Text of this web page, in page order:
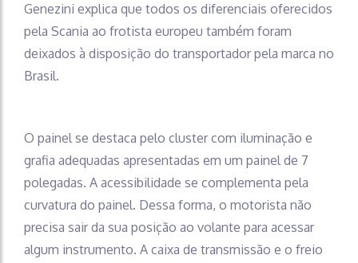
Genezini explica que todos os diferenciais oferecidos
pela Scania ao frotista europeu também foram
deixados à disposição do transportador pela marca no
Brasil.
O painel se destaca pelo cluster com iluminação e
grafia adequadas apresentadas em um painel de 7
polegadas. A acessibilidade se complementa pela
curvatura do painel. Dessa forma, o motorista não
precisa sair da sua posição ao volante para acessar
algum instrumento. A caixa de transmissão e o freio